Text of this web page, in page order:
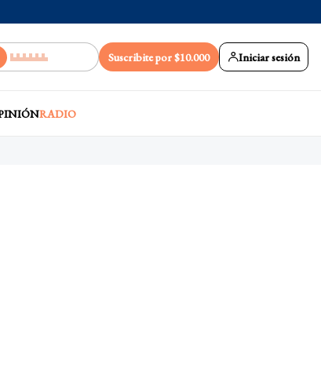
Suscribite por $10.000 Iniciar sesión
RADIO